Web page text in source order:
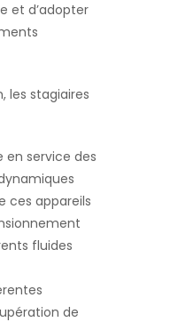
et d’adopter
les stagiaires
service des
ces appareils
fluides
de